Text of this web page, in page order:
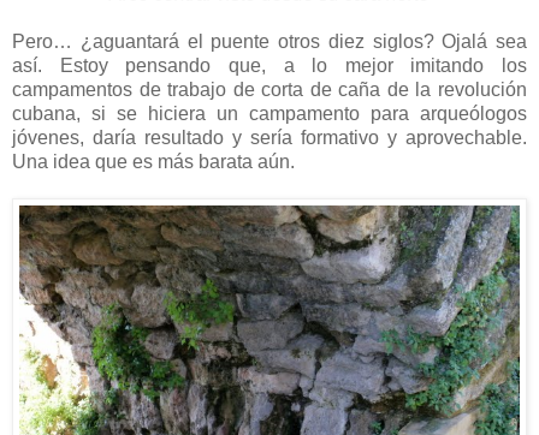
Pero… ¿aguantará el puente otros diez siglos? Ojalá sea
así. Estoy pensando que, a lo mejor imitando los
campamentos de trabajo de corta de caña de la revolución
cubana, si se hiciera un campamento para arqueólogos
jóvenes, daría resultado y sería formativo y aprovechable.
Una idea que es más barata aún.